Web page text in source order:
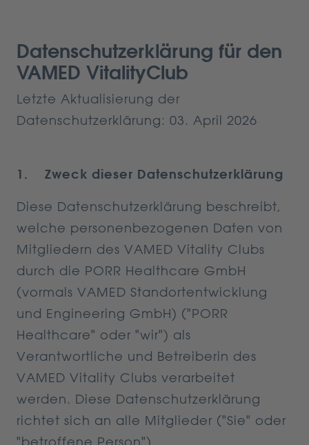
Datenschutzerklärung für den
VAMED VitalityClub
Letzte Aktualisierung der
Datenschutzerklärung: 03. April 2026
1. Zweck dieser Datenschutzerklärung
Diese Datenschutzerklärung beschreibt,
welche personenbezogenen Daten von
Mitgliedern des VAMED Vitality Clubs
durch die PORR Healthcare GmbH
(vormals VAMED Standortentwicklung
und Engineering GmbH) ("PORR
Healthcare" oder "wir") als
Verantwortliche und Betreiberin des
VAMED Vitality Clubs verarbeitet
werden. Diese Datenschutzerklärung
richtet sich an alle Mitglieder ("Sie" oder
"betroffene Person").